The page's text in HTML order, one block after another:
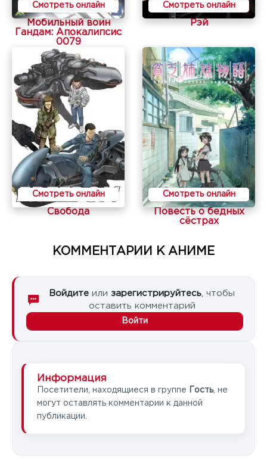
Смотреть онлайн
Мобильный воин
Гандам: Апокалипсис
0079
Смотреть онлайн
Рэй
Смотреть онлайн
Свобода
Смотреть онлайн
Повесть о бедных
сёстрах
КОММЕНТАРИИ К АНИМЕ
Войдите или зарегистрируйтесь , чтобы
оставить комментарий
Войти
Информация
Посетители, находящиеся в группе Гость, не
могут оставлять комментарии к данной
публикации.